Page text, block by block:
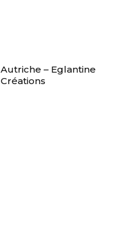
Autriche – Eglantine
Créations